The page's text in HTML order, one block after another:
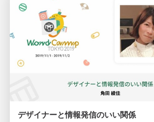
デザイナーと情報発信のいい関係